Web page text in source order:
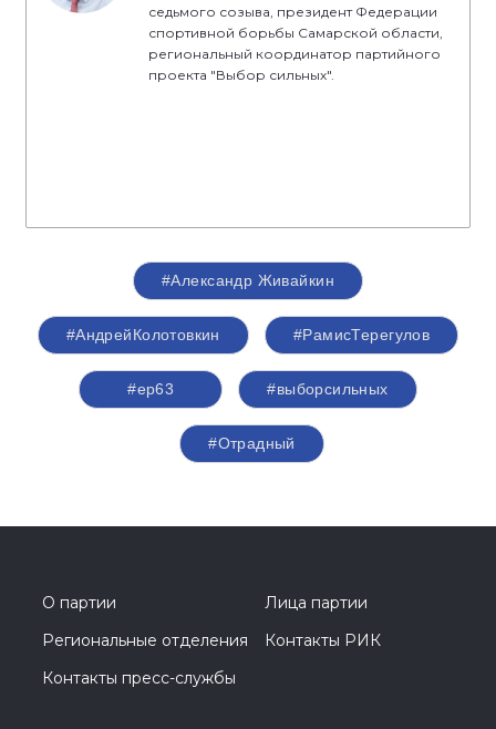
седьмого созыва, президент Федерации
спортивной борьбы Самарской области,
региональный координатор партийного
проекта "Выбор сильных".
#Александр Живайкин
#АндрейКолотовкин #РамисТерегулов
#ер63 #выборсильных
#Отрадный
О партии
Лица партии
Региональные отделения
Контакты РИК
Контакты пресс-службы